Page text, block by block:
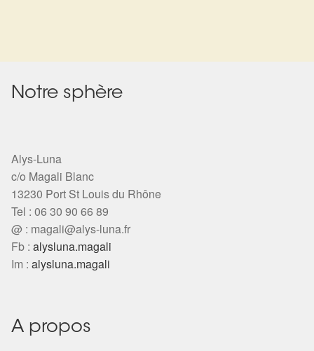
Notre sphère
Alys-Luna
c/o Magali Blanc
13230 Port St Louis du Rhône
Tel : 06 30 90 66 89
@ : magali@alys-luna.fr
Fb : alysluna.magali
Im : alysluna.magali
A propos